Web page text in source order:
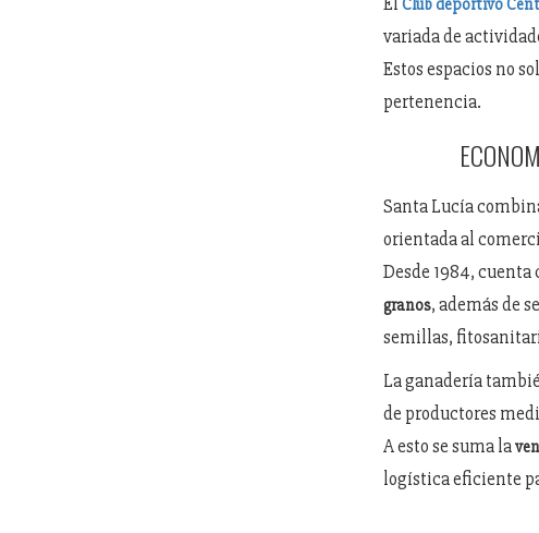
Club deportivo
variada de
Estos espacios no
pertenencia.
Santa Lucía
orientada al
Desde 1984, cuenta
granos, además de
semillas,
La ganadería
de productores
A esto se suma la
logística eficiente